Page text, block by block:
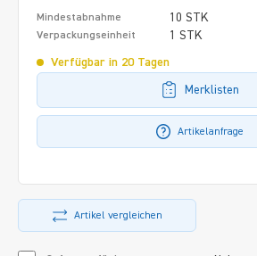
Mindestabnahme 10 STK
Verpackungseinheit 1 STK
Verfügbar in 20 Tagen
Merklisten
Artikelanfrage
Artikel vergleichen